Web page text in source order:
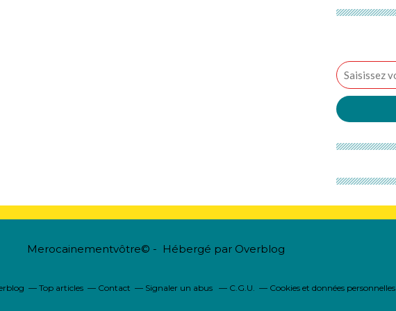
Merocainementvôtre© - Hébergé par Overblog
Top articles Contact Signaler un abus C.G.U. Cookies et données personnelles